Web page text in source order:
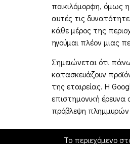
ποικιλόμορφη, όμως
αυτές τις
κάθε μέρος της
ηγούμαι πλέον μιας
Σημειώνεται ότι
κατασκευάζουν
της εταιρείας. Η
επιστημονική
πρόβλεψη πλημμυρών
Το περιεχόμενο